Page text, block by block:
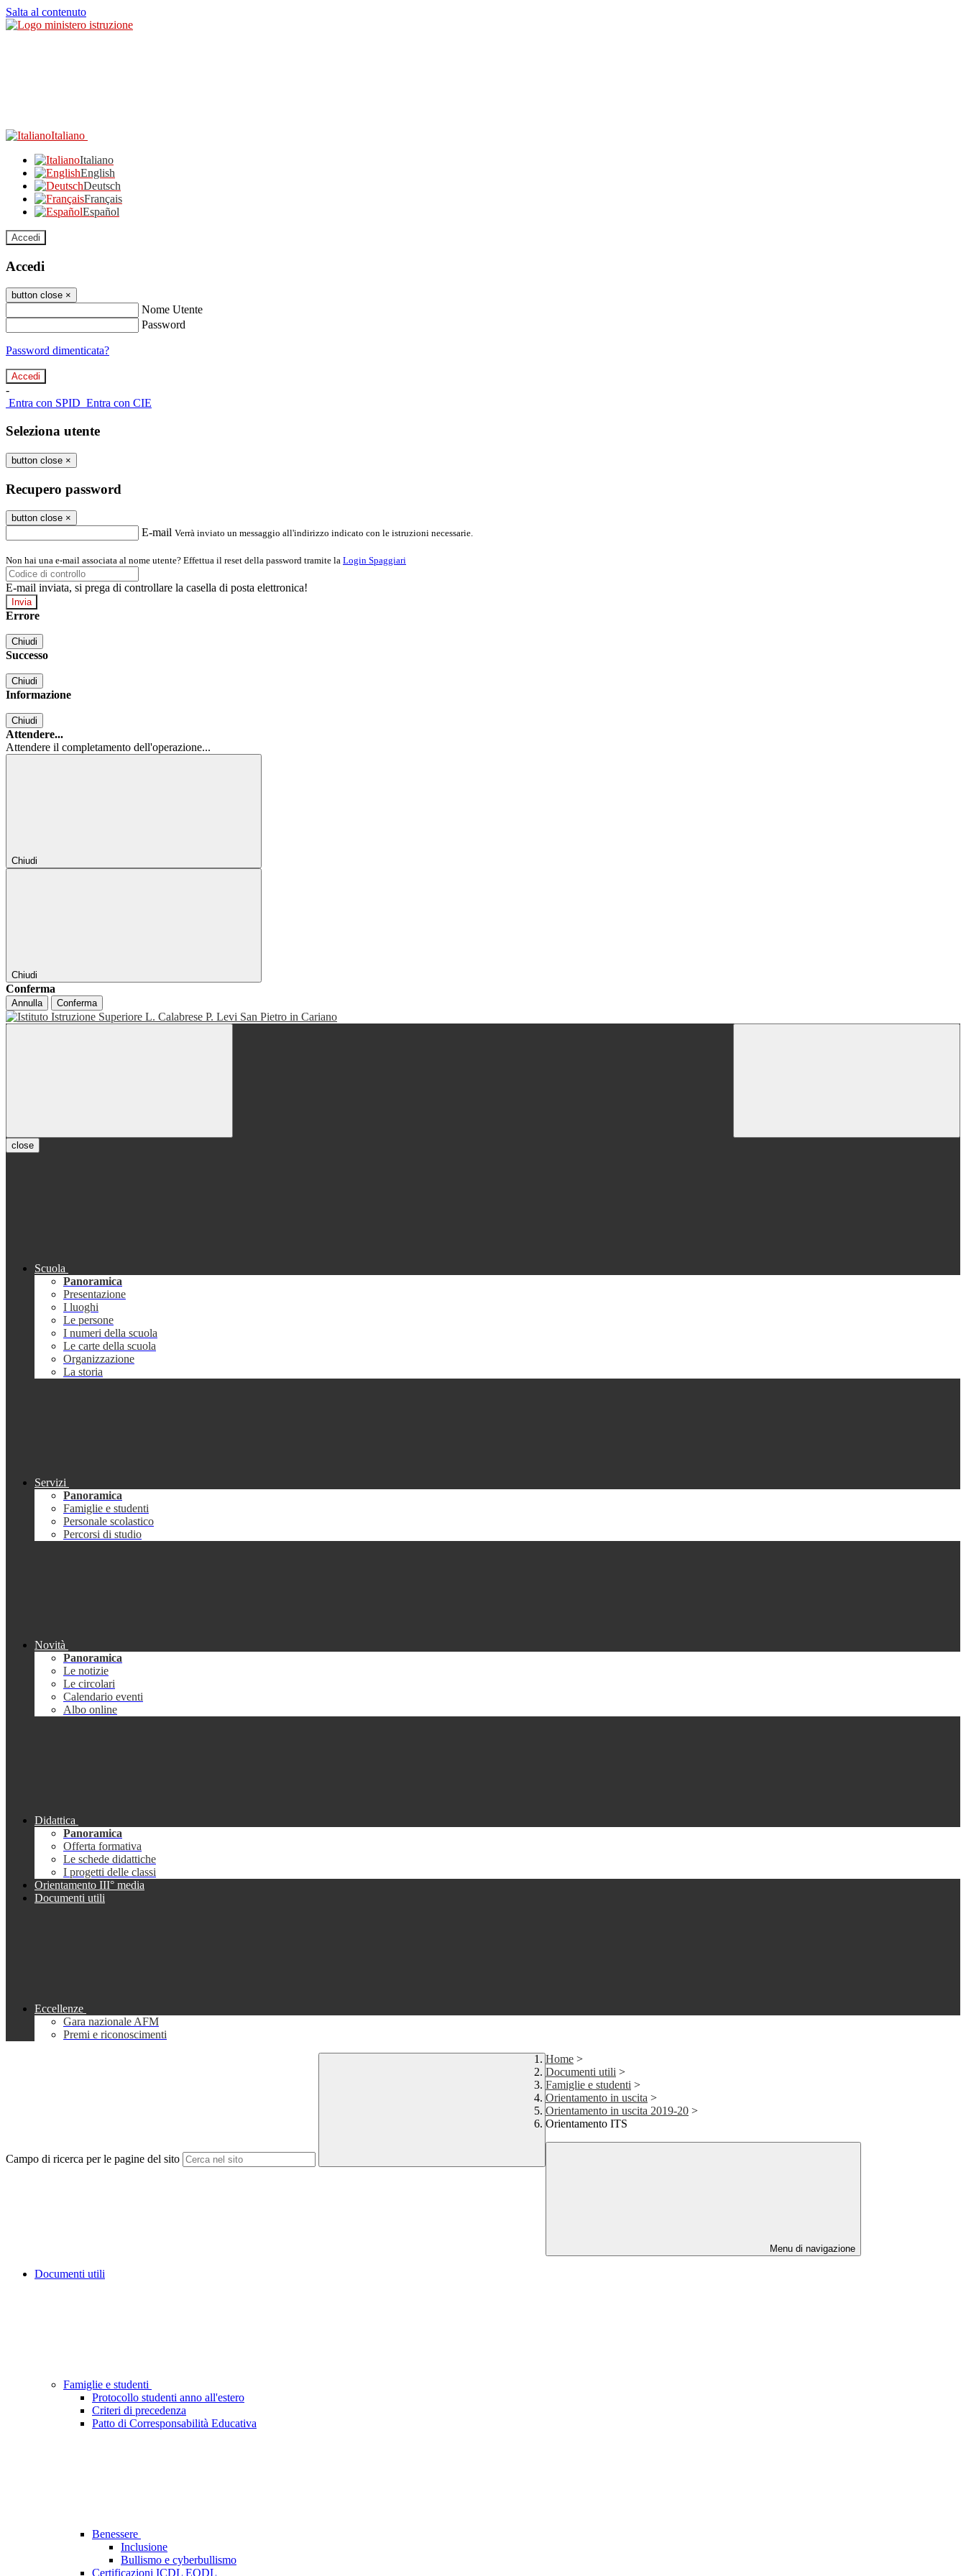
Salta al contenuto
Italiano
Italiano
English
Deutsch
Français
Español
Accedi
Accedi
button close ×
Nome Utente
Password
Password dimenticata?
-
Entra con SPID Entra con CIE
Seleziona utente
button close ×
Recupero password
button close ×
E-mail Verrà inviato un messaggio all'indirizzo indicato con le istruzioni necessarie.
Non hai una e-mail associata al nome utente? Effettua il reset della password tramite la Login Spaggiari
E-mail inviata, si prega di controllare la casella di posta elettronica!
Errore
Chiudi
Successo
Chiudi
Informazione
Chiudi
Attendere...
Attendere il completamento dell'operazione...
Chiudi
Chiudi
Conferma
Annulla Conferma
close
Scuola
Panoramica
Presentazione
I luoghi
Le persone
I numeri della scuola
Le carte della scuola
Organizzazione
La storia
Servizi
Panoramica
Famiglie e studenti
Personale scolastico
Percorsi di studio
Novità
Panoramica
Le notizie
Le circolari
Calendario eventi
Albo online
Didattica
Panoramica
Offerta formativa
Le schede didattiche
I progetti delle classi
Orientamento III° media
Documenti utili
Eccellenze
Gara nazionale AFM
Premi e riconoscimenti
Campo di ricerca per le pagine del sito
Home >
Documenti utili >
Famiglie e studenti >
Orientamento in uscita >
Orientamento in uscita 2019-20 >
Orientamento ITS
Menu di navigazione
Documenti utili
Famiglie e studenti
Protocollo studenti anno all'estero
Criteri di precedenza
Patto di Corresponsabilità Educativa
Benessere
Inclusione
Bullismo e cyberbullismo
Certificazioni ICDL EQDL